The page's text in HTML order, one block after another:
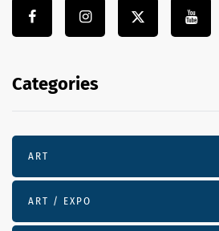
Categories
ART
ART / EXPO